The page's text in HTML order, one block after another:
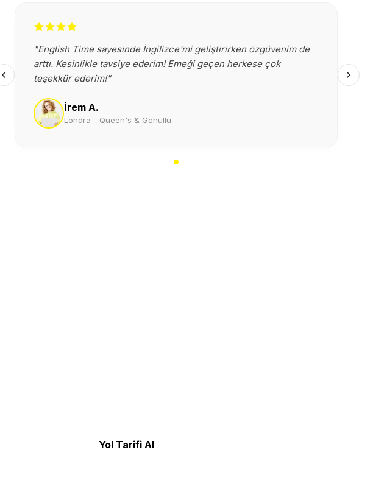
"English Time sayesinde İngilizce'mi geliştirirken özgüvenim de
arttı. Kesinlikle tavsiye ederim! Emeği geçen herkese çok
teşekkür ederim!"
İrem A.
Londra - Queen's & Gönüllü
Yol Tarifi Al